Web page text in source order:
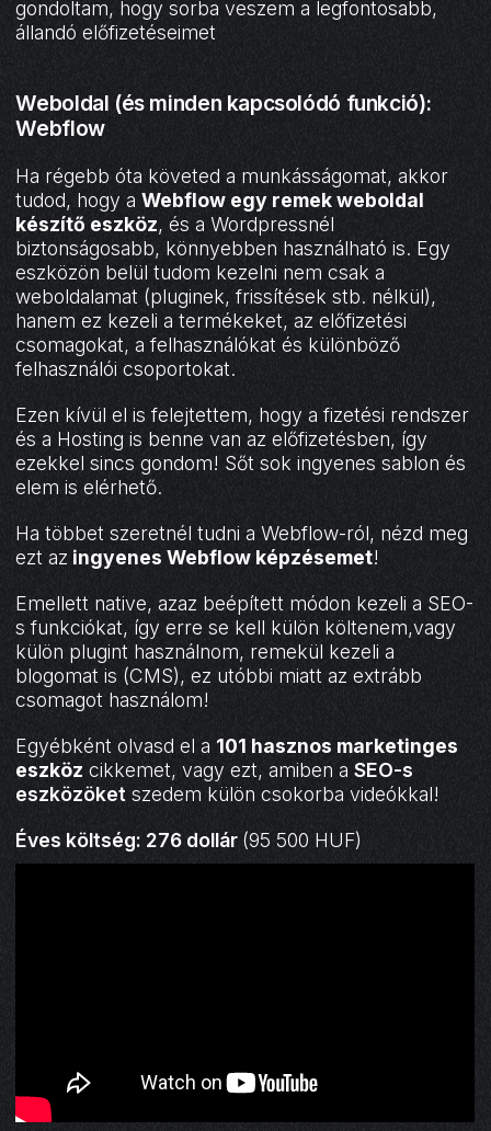
gondoltam, hogy sorba veszem a legfontosabb,
állandó előfizetéseimet
Weboldal (és minden kapcsolódó funkció):
Webflow
Ha régebb óta követed a munkásságomat, akkor
tudod, hogy aWebflow egy remek weboldal
készítő eszköz, és a Wordpressnél
biztonságosabb, könnyebben használható is. Egy
eszközön belül tudom kezelni nem csak a
weboldalamat (pluginek, frissítések stb. nélkül),
hanem ez kezeli a termékeket, az előfizetési
csomagokat, a felhasználókat és különböző
felhasználói csoportokat.
Ezen kívül el is felejtettem, hogy a fizetési rendszer
és a Hosting is benne van az előfizetésben, így
ezekkel sincs gondom! Sőt sok ingyenes sablon és
elem is elérhető.
Ha többet szeretnél tudni a Webflow-ról, nézd meg
ezt az ingyenes Webflow képzésemet!
Emellett native, azaz beépített módon kezeli a SEO-
s funkciókat, így erre se kell külön költenem,vagy
külön plugint használnom, remekül kezeli a
blogomat is (CMS), ez utóbbi miatt az extrább
csomagot használom!
Egyébként olvasd el a 101 hasznos marketinges
eszköz cikkemet, vagy ezt, amiben aSEO-s
eszközöket szedem külön csokorba videókkal!
Éves költség: 276 dollár (95 500 HUF)